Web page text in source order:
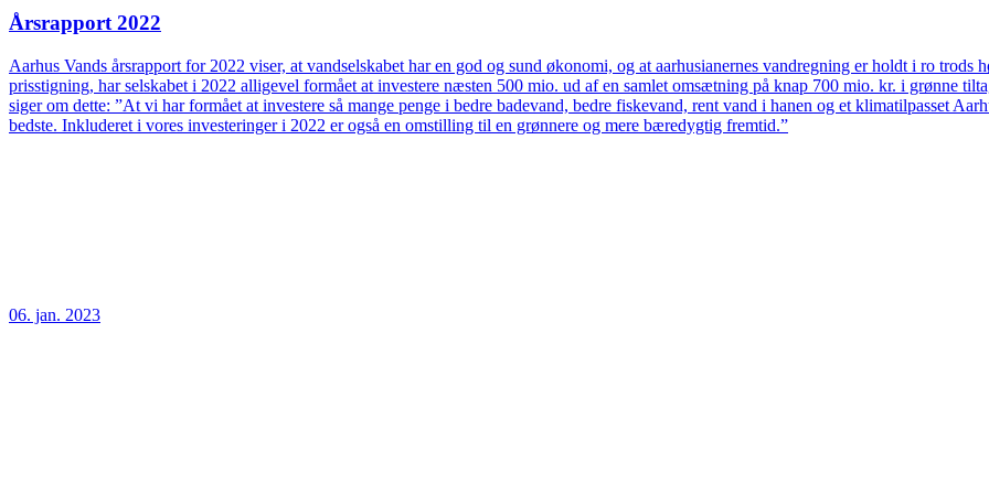
Årsrapport 2022
Aarhus Vands årsrapport for 2022 viser, at vandselskabet har en god og sund økonomi, og at aarhusianernes vandregning er holdt i ro
prisstigning, har selskabet i 2022 alligevel formået at investere næsten 500 mio. ud af en samlet omsætning på knap 700 mio. kr. i grønne
siger om dette: ”At vi har formået at investere så mange penge i bedre badevand, bedre fiskevand, rent vand i hanen og et klimatilpasset
bedste. Inkluderet i vores investeringer i 2022 er også en omstilling til en grønnere og mere bæredygtig fremtid.”
06. jan. 2023